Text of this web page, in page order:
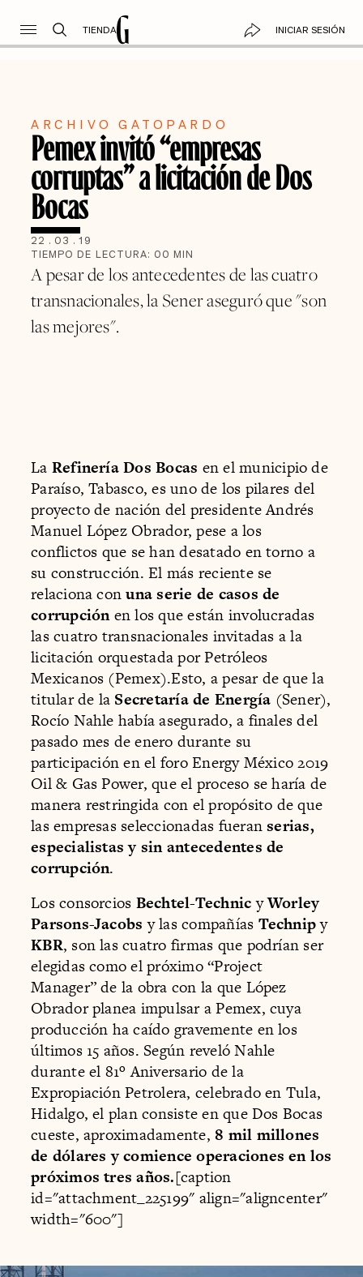
TIENDA INICIAR SESIÓN
ARCHIVO GATOPARDO
Pemex invitó “empresas
corruptas” a licitación de Dos
Bocas
22 . 03 . 19
TIEMPO DE LECTURA: 00 MIN
A pesar de los antecedentes de las cuatro
transnacionales, la Sener aseguró que "son
las mejores".
La Refinería Dos Bocas en el municipio de
Paraíso, Tabasco, es uno de los pilares del
proyecto de nación del presidente Andrés
Manuel López Obrador, pese a los
conflictos que se han desatado en torno a
su construcción. El más reciente se
relaciona conuna serie de casos de
corrupciónen los que están involucradas
las cuatro transnacionales invitadas a la
licitación orquestada por Petróleos
Mexicanos (Pemex).Esto, a pesar de que la
titular de la Secretaría de Energía (Sener),
Rocío Nahle había asegurado, a finales del
pasado mes de enero durante su
participación en el foro Energy México 2019
Oil & Gas Power, que el proceso se haría de
manera restringida con el propósito de que
las empresas seleccionadas fueranserias,
especialistas y sin antecedentes de
corrupción.
Los consorcios Bechtel-TechnicyWorley
Parsons-Jacobs y las compañías Technipy
KBR, son las cuatro firmas que podrían ser
elegidas como el próximo “Project
Manager” de la obra con la que López
Obrador planea impulsar a Pemex, cuya
producción ha caído gravemente en los
últimos 15 años. Según reveló Nahle
durante el 81º Aniversario de la
Expropiación Petrolera, celebrado en Tula,
Hidalgo, el plan consiste en que Dos Bocas
cueste, aproximadamente,8 mil millones
de dólares y comience operaciones en los
próximos tres años.[caption
id="attachment_225199" align="aligncenter"
width="600"]